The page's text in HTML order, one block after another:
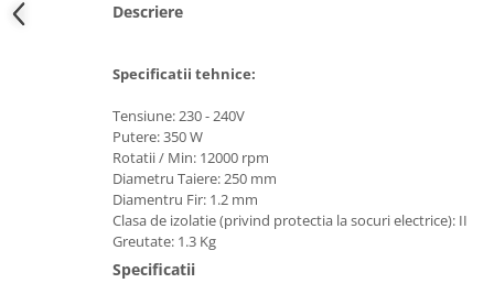
Hote bucatarie
Hote cupolare
Hote decorative
Hote incorporabile
Hote telescopice
Hote traditionale
Masini de Spalat Rufe & Uscatoare
Descriere
Specificatii tehnice:
Tensiune: 230 - 240V
Putere: 350 W
Rotatii / Min: 12000 rpm
Diametru Taiere: 250 mm
Diamentru Fir: 1.2 mm
Clasa de izolatie (privind protectia la socuri electrice): II
Greutate: 1.3 Kg
Specificatii